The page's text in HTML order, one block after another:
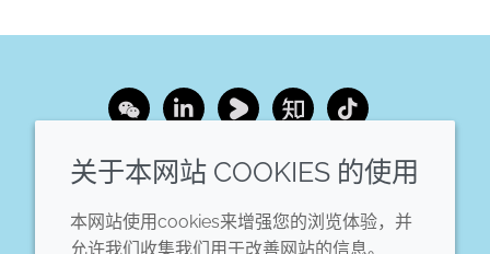
WechatLinkedInYoukuZhihu Tiktok
企业
年度报告
法律信息
条款和条件
关于本网站 COOKIES 的使用
本网站使用cookies来增强您的浏览体验，并
允许我们收集我们用于改善网站的信息。